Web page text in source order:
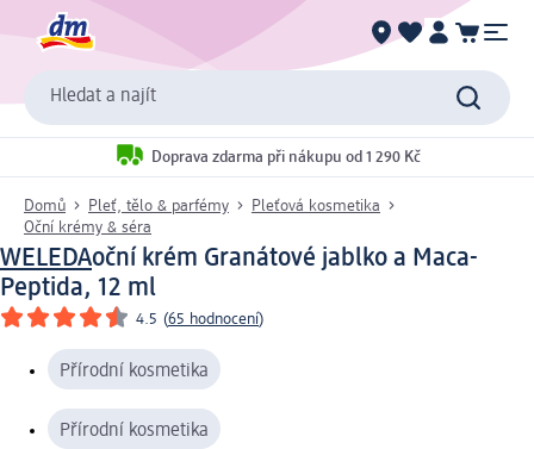
Hledat a najít
Doprava zdarma při nákupu od 1 290 Kč
Domů Pleť, tělo & parfémy
Pleťová kosmetika
Oční krémy & séra
WELEDAoční krém Granátové jablko a Maca-
Peptida, 12 ml
4.5 (65 hodnocení)
Přírodní kosmetika
Přírodní kosmetika